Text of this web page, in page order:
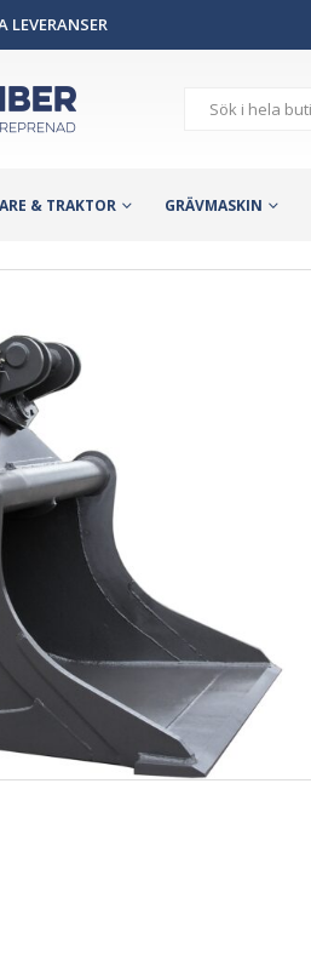
LEVERANSER
& TRAKTOR GRÄVMASKIN